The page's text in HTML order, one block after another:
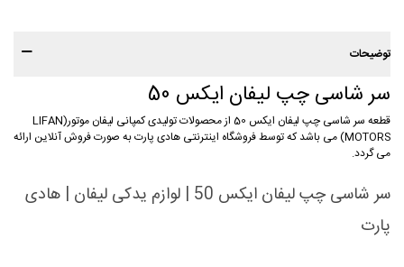
توضیحات
سر شاسی چپ لیفان ایکس 50
قطعه سر شاسی چپ لیفان ایکس 50 از محصولات تولیدی کمپانی لیفان موتور(LIFAN
MOTORS) می باشد که توسط فروشگاه اینترنتی هادی پارت به صورت فروش آنلاین ارائه
می گردد.
سر شاسی چپ لیفان ایکس 50 | لوازم یدکی لیفان | هادی
پارت